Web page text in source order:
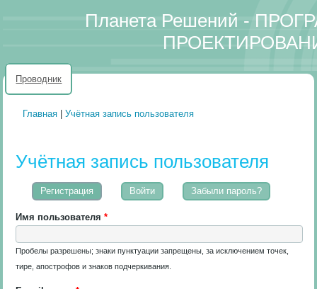
Планета Решений -
Проводник
Вы здесь
Главная| Учётная запись пользователя
Учётная запись пользователя
Регистрация (активная вкладка)
Войти Забыли пароль?
Имя пользователя*
Пробелы разрешены; знаки пунктуации запрещены, за исключением точек,
тире, апострофов и знаков подчеркивания.